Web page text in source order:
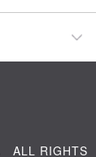
ALL RIGHTS